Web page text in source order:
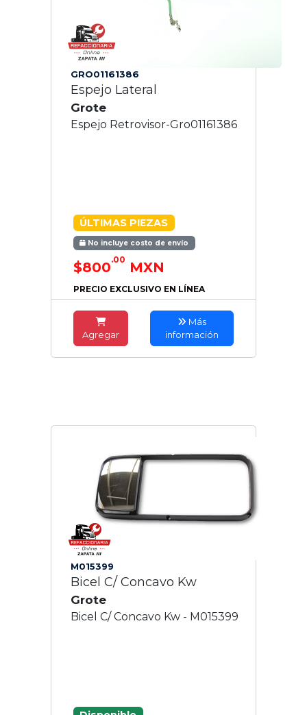
GRO01161386
Espejo Lateral
Grote
Espejo Retrovisor-Gro01161386
ÚLTIMAS PIEZAS
No incluye costo de envío
$800.00 MXN
PRECIO EXCLUSIVO EN LÍNEA
Agregar
Más
información
M015399
Bicel C/ Concavo Kw
Grote
Bicel C/ Concavo Kw - M015399